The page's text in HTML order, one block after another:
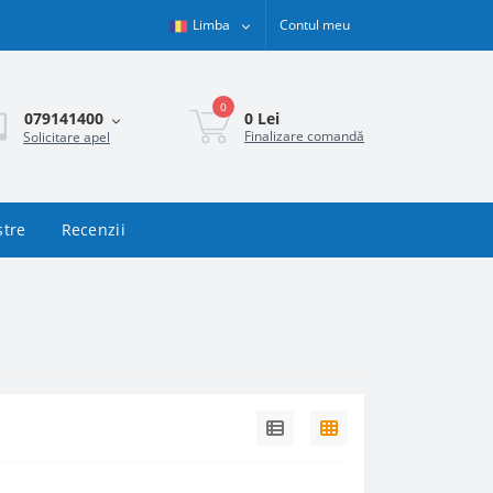
Limba Contul meu
079141400
Solicitare apel
0
0 Lei
Finalizare comandă
Recenzii